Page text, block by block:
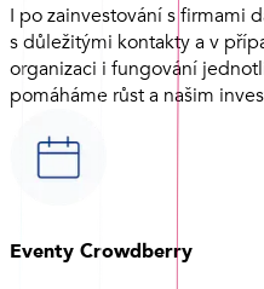
I po zainvestování s firmami
s důležitými kontakty a v
organizaci i fungování
pomáháme růst a našim
Eventy Crowdberry